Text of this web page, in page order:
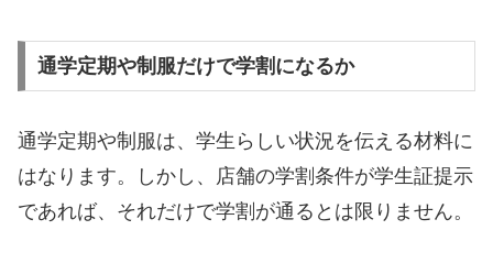
通学定期や制服だけで学割になるか
通学定期や制服は、学生らしい状況を伝える材料に
はなります。しかし、店舗の学割条件が学生証提示
であれば、それだけで学割が通るとは限りません。